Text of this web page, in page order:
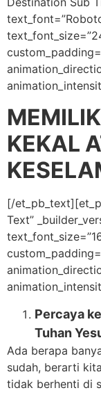
KEKAL
[/
Text”
Percaya
Tuhan
Ada berapa
sudah, berarti
tidak berhenti di